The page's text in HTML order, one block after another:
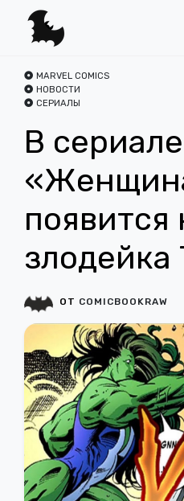
MARVEL COMICS
НОВОСТИ
СЕРИАЛЫ
В сериале
появится
злодейка
ОТ COMICBOOKRAW